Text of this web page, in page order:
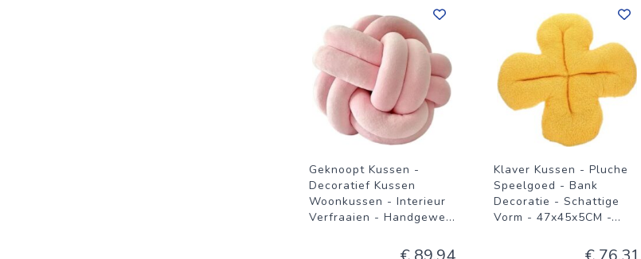
Geknoopt Kussen -
Decoratief Kussen
Woonkussen - Interieur
Verfraaien - Handgewe...
Klaver Kussen - Pluche
Speelgoed - Bank
Decoratie - Schattige
Vorm - 47x45x5CM -...